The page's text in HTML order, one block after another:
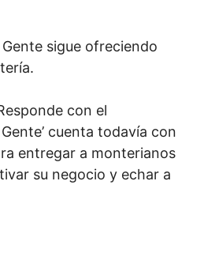
sigue ofreciendo
con el
cuenta todavía con
entregar a monterianos
su negocio y echar a